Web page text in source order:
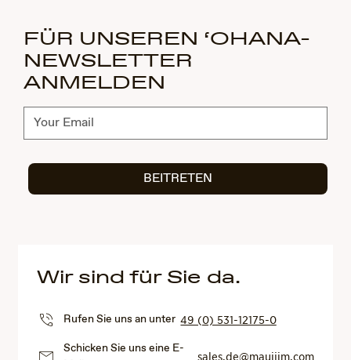
FÜR UNSEREN ‘OHANA-
NEWSLETTER
ANMELDEN
Abonnieren
BEITRETEN
Wir sind für Sie da.
Rufen Sie uns an unter49 (0) 531-12175-0
Schicken Sie uns eine E-
sales.de@mauijim.com